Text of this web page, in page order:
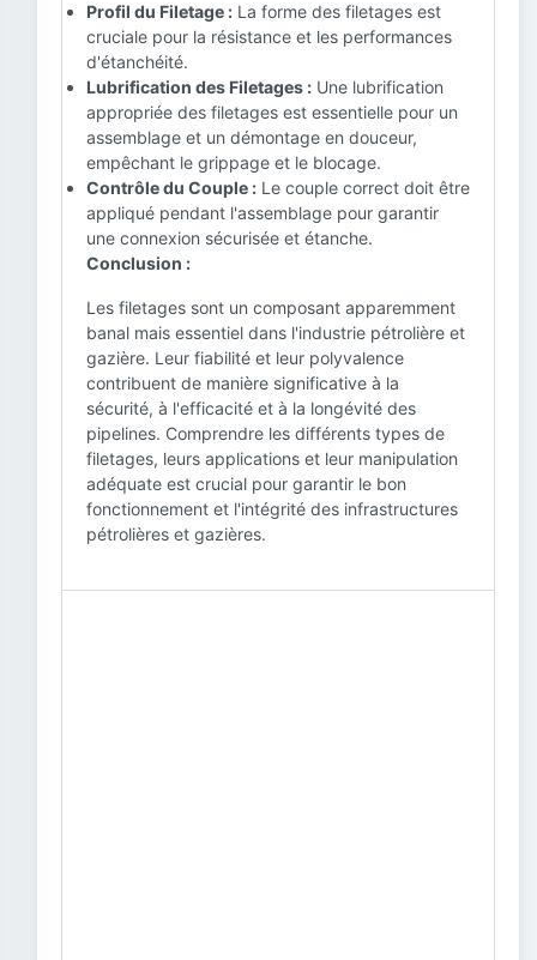
Profil du Filetage : La forme des filetages est
cruciale pour la résistance et les performances
d'étanchéité.
Lubrification des Filetages : Une lubrification
appropriée des filetages est essentielle pour un
assemblage et un démontage en douceur,
empêchant le grippage et le blocage.
Contrôle du Couple : Le couple correct doit être
appliqué pendant l'assemblage pour garantir
une connexion sécurisée et étanche.
Conclusion :
Les filetages sont un composant apparemment
banal mais essentiel dans l'industrie pétrolière et
gazière. Leur fiabilité et leur polyvalence
contribuent de manière significative à la
sécurité, à l'efficacité et à la longévité des
pipelines. Comprendre les différents types de
filetages, leurs applications et leur manipulation
adéquate est crucial pour garantir le bon
fonctionnement et l'intégrité des infrastructures
pétrolières et gazières.